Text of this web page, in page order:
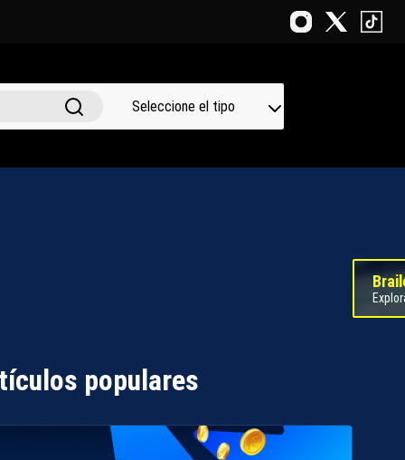
Seleccione el tipo
populares